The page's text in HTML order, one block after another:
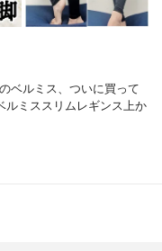
ベルミス、ついに買って
ルミススリムレギンス⁡⁡上か